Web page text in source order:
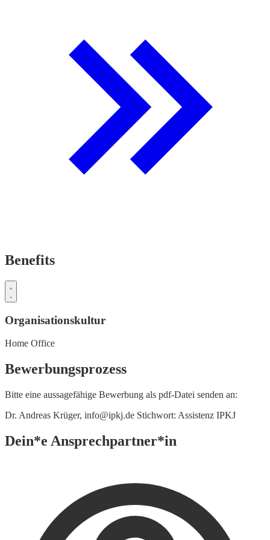
Benefits
Organisationskultur
Home Office
Bewerbungsprozess
Bitte eine aussagefähige Bewerbung als pdf-Datei senden an:
Dr. Andreas Krüger, info@ipkj.de Stichwort: Assistenz IPKJ
Dein*e Ansprechpartner*in